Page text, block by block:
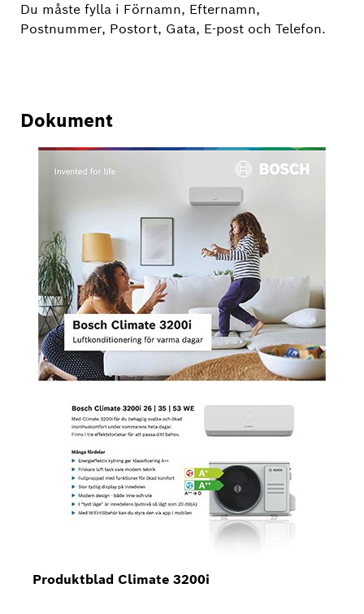
Du måste fylla i Förnamn, Efternamn,
Postnummer, Postort, Gata, E-post och Telefon.
Dokument
Produktblad Climate 3200i